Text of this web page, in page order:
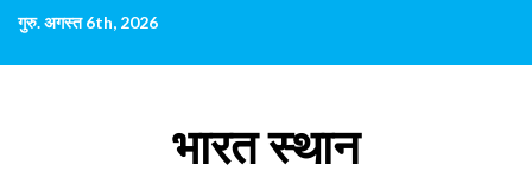
छोड़कर
सामग्री
पर
गुरु. अगस्त 6th, 2026
भारत स्थान